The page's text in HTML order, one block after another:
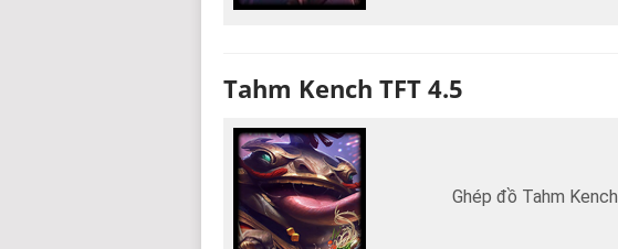
Tahm Kench TFT 4.5
Ghép đồ Tahm Kench